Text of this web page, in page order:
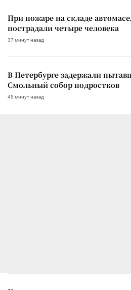
При пожаре на складе
пострадали четыре человека
37 минут назад
В Петербурге задержали
Смольный собор подростков
45 минут назад